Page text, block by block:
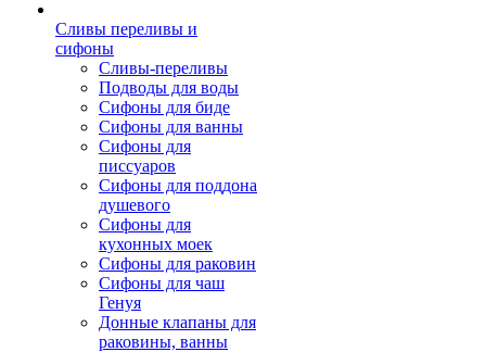
Сливы переливы и
сифоны
Сливы-переливы
Подводы для воды
Сифоны для биде
Сифоны для ванны
Сифоны для
писсуаров
Сифоны для поддона
душевого
Сифоны для
кухонных моек
Сифоны для раковин
Сифоны для чаш
Генуя
Донные клапаны для
раковины, ванны